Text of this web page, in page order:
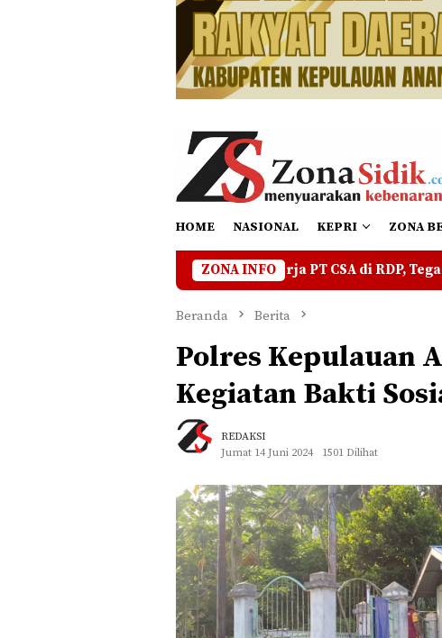
HOME NASIONAL KEPRI ZONA
ZONA INFO
Pekerja PT CSA di RDP, Tegaskan Jangan Ada yang
Beranda Berita
Polres Kepulauan
Kegiatan Bakti
REDAKSI
Jumat 14 Juni 2024
1501 Dilihat